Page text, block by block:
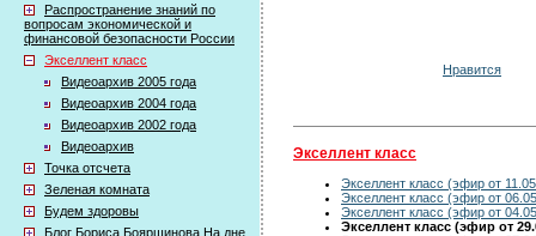
Распространение знаний по
вопросам экономической и
финансовой безопасности России
Экселлент класс
Видеоархив 2005 года
Видеоархив 2004 года
Видеоархив 2002 года
Видеоархив
Точка отсчета
Зеленая комната
Будем здоровы
Блог Бориса Бояршинова На дне
Нравится
Экселлент класс
Экселлент класс (эфир от
Экселлент класс (эфир от
Экселлент класс (эфир от
Экселлент класс (эфир от